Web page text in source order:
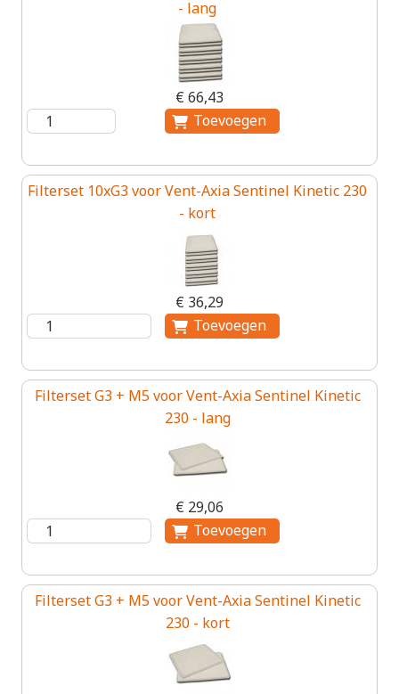
- lang
€ 66,43
Filterset 10xG3 voor Vent-Axia Sentinel Kinetic 230
- kort
€ 36,29
Filterset G3 + M5 voor Vent-Axia Sentinel Kinetic
230 - lang
€ 29,06
Filterset G3 + M5 voor Vent-Axia Sentinel Kinetic
230 - kort